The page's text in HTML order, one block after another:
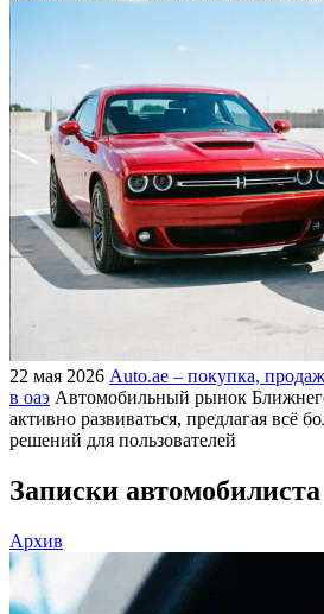
22 мая 2026 Auto.ae – покупка,
в оаэ Автомобильный рынок
активно развиваться, предлагая всё
решений для пользователей
Записки автомобилиста
Архив